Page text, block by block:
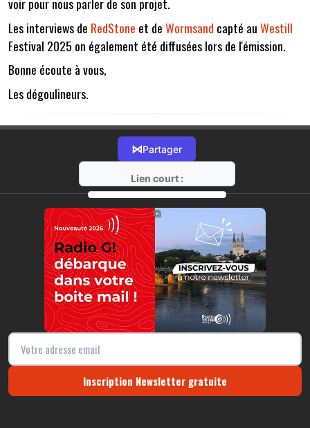
Les interviews de RedStone et deWormsand capté auWestill
Festival 2025 on également été diffusées lors de l'émission.
Bonne écoute à vous,
Les dégoulineurs.
⋈Partager
Lien court :
https://radio-g.fr?19490
⧉
Inscription Newsletter gratuite